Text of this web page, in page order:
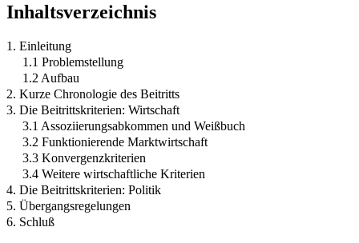
Inhaltsverzeichnis
1. Einleitung
1.1 Problemstellung
1.2 Aufbau
2. Kurze Chronologie des Beitritts
3. Die Beitrittskriterien: Wirtschaft
3.1 Assoziierungsabkommen und Weißbuch
3.2 Funktionierende Marktwirtschaft
3.3 Konvergenzkriterien
3.4 Weitere wirtschaftliche Kriterien
4. Die Beitrittskriterien: Politik
5. Übergangsregelungen
6. Schluß